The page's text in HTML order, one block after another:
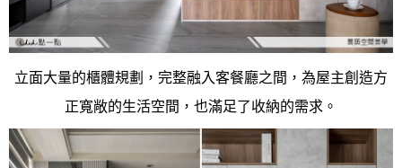
立面大量的櫃體規劃，完整融入客餐廳之間，為屋主創造方
正寬敞的生活空間，也滿足了收納的需求。